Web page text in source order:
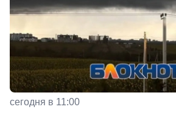
сегодня в 11:00